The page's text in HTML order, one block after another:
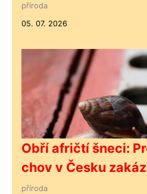
příroda
05. 07. 2026
Obří afričtí šneci:
chov v Česku
příroda